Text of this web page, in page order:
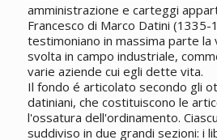
amministrazione e carteggi
Francesco di Marco Datini (1335-
testimoniano in massima parte
svolta in campo industriale,
varie aziende cui egli dette vita.
Il fondo é articolato secondo gli
datiniani, che costituiscono le
l'ossatura dell'ordinamento.
suddiviso in due grandi sezioni: i